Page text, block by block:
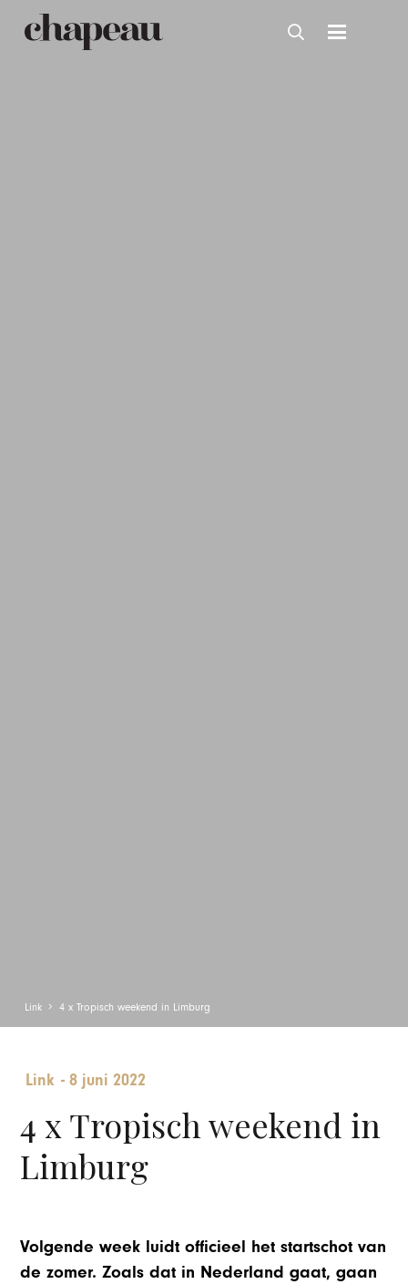
Link 4 x Tropisch weekend in Limburg
Link -8 juni 2022
4 x Tropisch weekend in
Limburg
Volgende week luidt officieel het startschot van
de zomer. Zoals dat in Nederland gaat, gaan